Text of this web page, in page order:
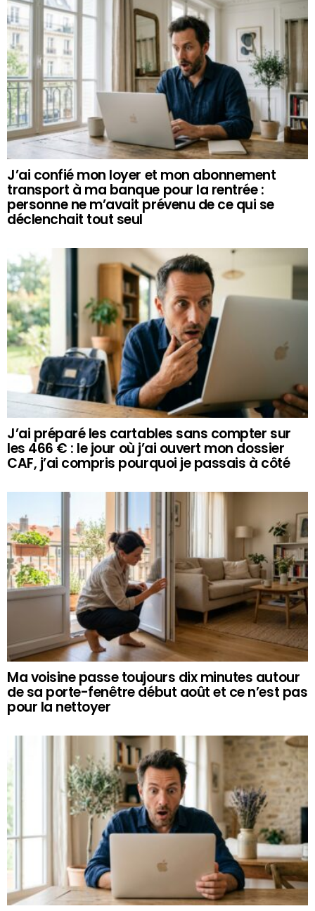
J’ai confié mon loyer et mon abonnement
transport à ma banque pour la rentrée :
personne ne m’avait prévenu de ce qui se
déclenchait tout seul
J’ai préparé les cartables sans compter sur
les 466 € : le jour où j’ai ouvert mon dossier
CAF, j’ai compris pourquoi je passais à côté
Ma voisine passe toujours dix minutes autour
de sa porte-fenêtre début août et ce n’est pas
pour la nettoyer